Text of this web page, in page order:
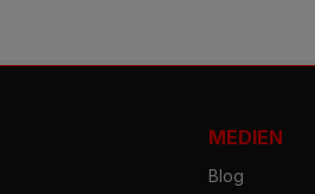
MEDIEN
Blog